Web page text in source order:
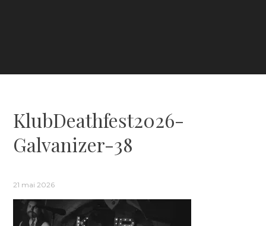
KlubDeathfest2026-
Galvanizer-38
21 mai 2026